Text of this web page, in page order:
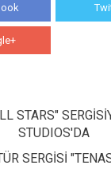
STARS"
STUDIOS'DA
SERGİSİ